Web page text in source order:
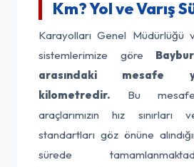
Km? Yol ve Varış
Karayolları Genel Müdürlüğü
sistemlerimize göre
arasındaki mesafe
kilometredir. Bu
araçlarımızın hız
standartları göz önüne
sürede